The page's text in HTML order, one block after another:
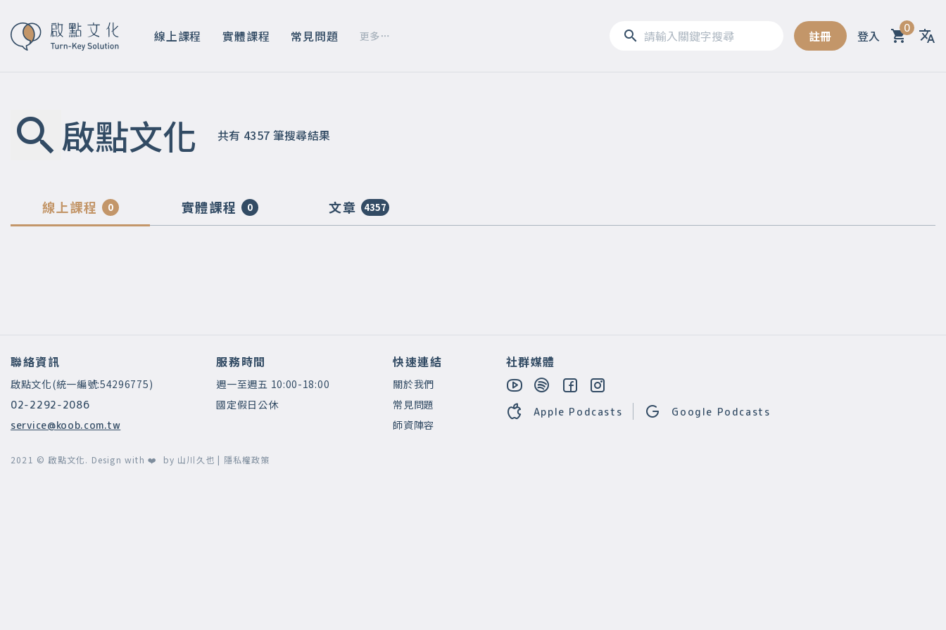
線上課程 實體課程 常見問題 更多 註冊 登入 0
啟點文化 共有 4357 筆搜尋結果
線上課程 0 實體課程 0 文章 4357
聯絡資訊
啟點文化(統一編號:54296775)
02-2292-2086
service@koob.com.tw
服務時間
週一至週五 10:00-18:00
國定假日公休
快速連結
關於我們
常見問題
師資陣容
社群媒體
Apple Podcasts Google Podcasts
2021 © 啟點文化. Design with ❤️ by 山川久也 | 隱私權政策